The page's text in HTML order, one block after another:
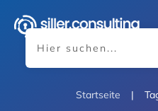
Startseite |